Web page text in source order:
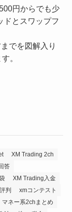
円からでも少
ドとスワップフ
でを図解入り
。
XM Trading 2ch
答
XM Trading入金
判
xmコンテスト
マネー系2chまとめ